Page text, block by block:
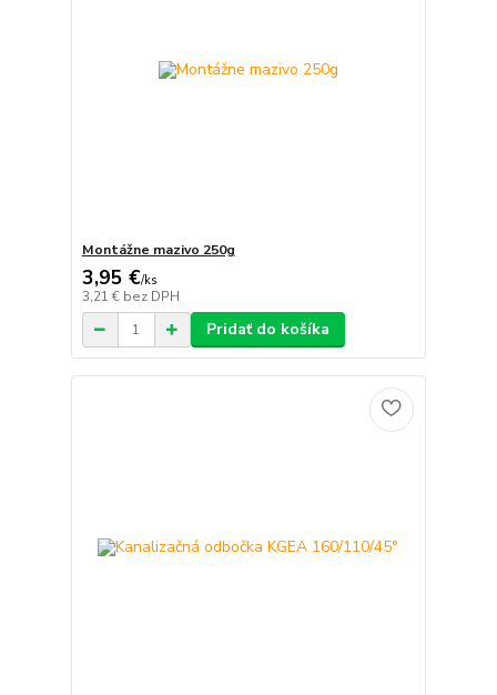
Montážne mazivo 250g
3,95 €/ks
3,21 € bez DPH
Pridať do košíka